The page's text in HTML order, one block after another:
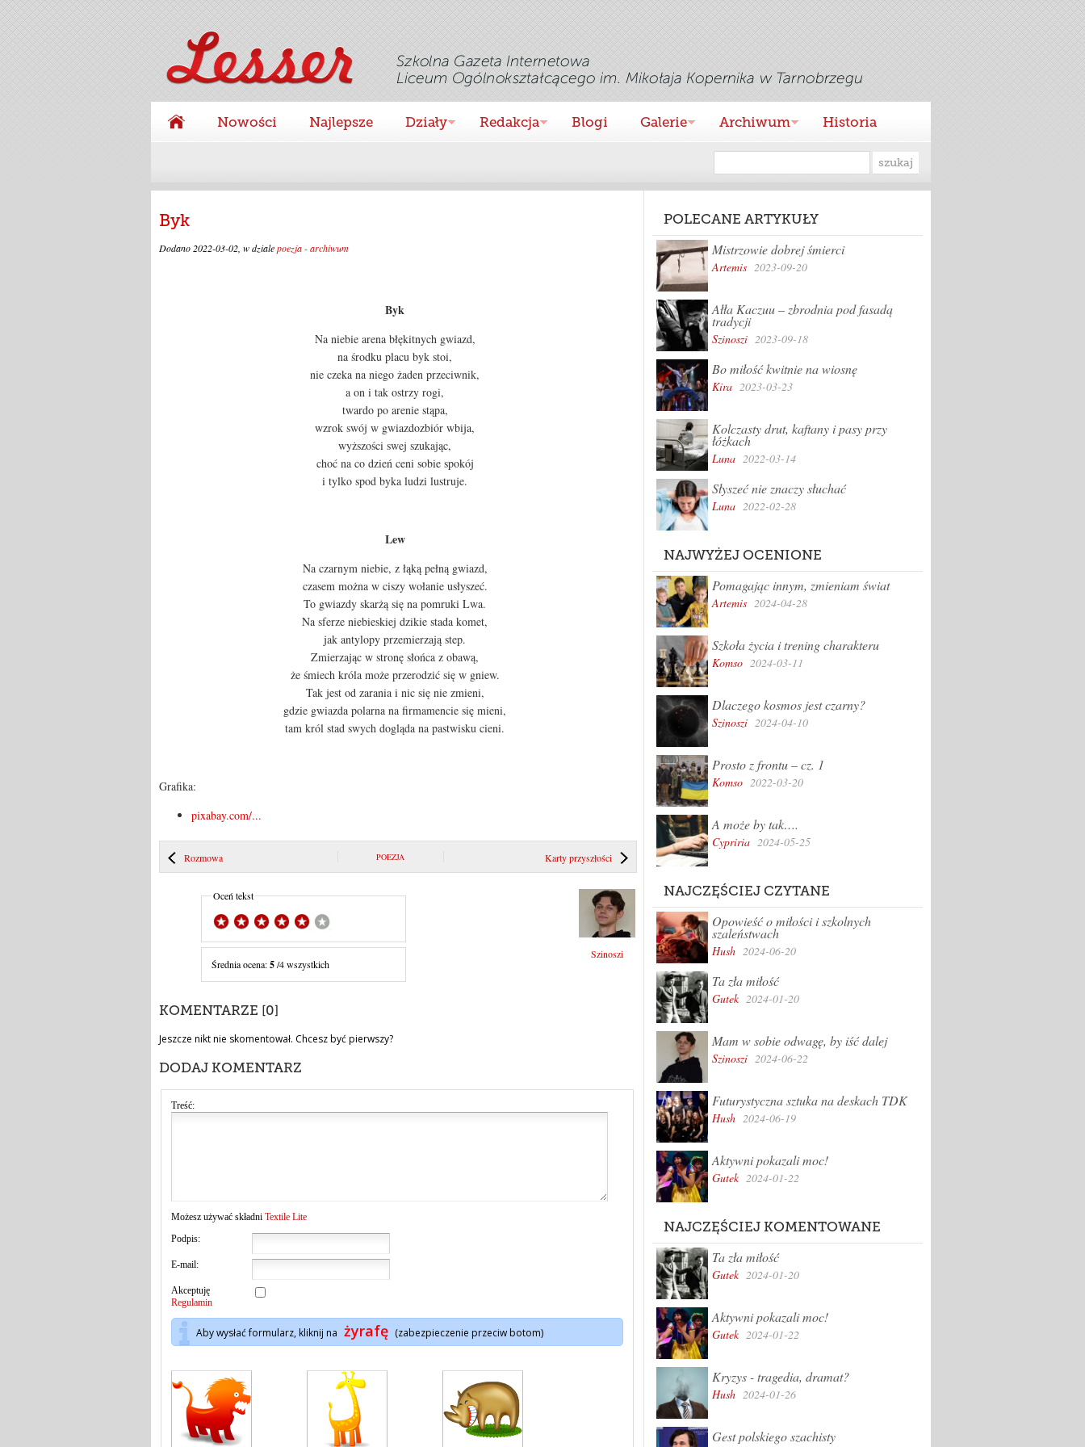
Nowości Najlepsze Działy Redakcja Blogi Galerie Archiwum Historia
Byk
Dodano 2022-03-02, w dzialepoezja - archiwum
Byk
Na niebie arena błękitnych gwiazd,
na środku placu byk stoi,
nie czeka na niego żaden przeciwnik,
a on i tak ostrzy rogi,
twardo po arenie stąpa,
wzrok swój w gwiazdozbiór wbija,
wyższości swej szukając,
choć na co dzień ceni sobie spokój
i tylko spod byka ludzi lustruje.
Lew
Na czarnym niebie, z łąką pełną gwiazd,
czasem można w ciszy wołanie usłyszeć.
To gwiazdy skarżą się na pomruki Lwa.
Na sferze niebieskiej dzikie stada komet,
jak antylopy przemierzają step.
Zmierzając w stronę słońca z obawą,
że śmiech króla może przerodzić się w gniew.
Tak jest od zarania i nic się nie zmieni,
gdzie gwiazda polarna na firmamencie się mieni,
tam król stad swych dogląda na pastwisku cieni.
Grafika:
pixabay.com/...
Rozmowa POEZJA Karty przyszłości
Szinoszi
Oceń tekst
Średnia ocena:5/4 wszystkich
KOMENTARZE [0]
Jeszcze nikt nie skomentował. Chcesz być pierwszy?
DODAJ KOMENTARZ
Treść:
Możesz używać składni Textile Lite
Podpis:
E-mail:
Akceptuję
Regulamin
Aby wysłać formularz, kliknij na żyrafę (zabezpieczenie przeciw botom)
POLECANE ARTYKUŁY
Mistrzowie dobrej śmierci
Artemis 2023-09-20
Ałła Kaczuu – zbrodnia pod fasadą
tradycji
Szinoszi 2023-09-18
Bo miłość kwitnie na wiosnę
Kira 2023-03-23
Kolczasty drut, kaftany i pasy przy
łóżkach
Luna 2022-03-14
Słyszeć nie znaczy słuchać
Luna 2022-02-28
NAJWYŻEJ OCENIONE
Pomagając innym, zmieniam świat
Artemis 2024-04-28
Szkoła życia i trening charakteru
Komso 2024-03-11
Dlaczego kosmos jest czarny?
Szinoszi 2024-04-10
Prosto z frontu – cz. 1
Komso 2022-03-20
A może by tak….
Cypriria 2024-05-25
NAJCZĘŚCIEJ CZYTANE
Opowieść o miłości i szkolnych
szaleństwach
Hush 2024-06-20
Ta zła miłość
Gutek 2024-01-20
Mam w sobie odwagę, by iść dalej
Szinoszi 2024-06-22
Futurystyczna sztuka na deskach TDK
Hush 2024-06-19
Aktywni pokazali moc!
Gutek 2024-01-22
NAJCZĘŚCIEJ KOMENTOWANE
Ta zła miłość
Gutek 2024-01-20
Aktywni pokazali moc!
Gutek 2024-01-22
Kryzys - tragedia, dramat?
Hush 2024-01-26
Gest polskiego szachisty